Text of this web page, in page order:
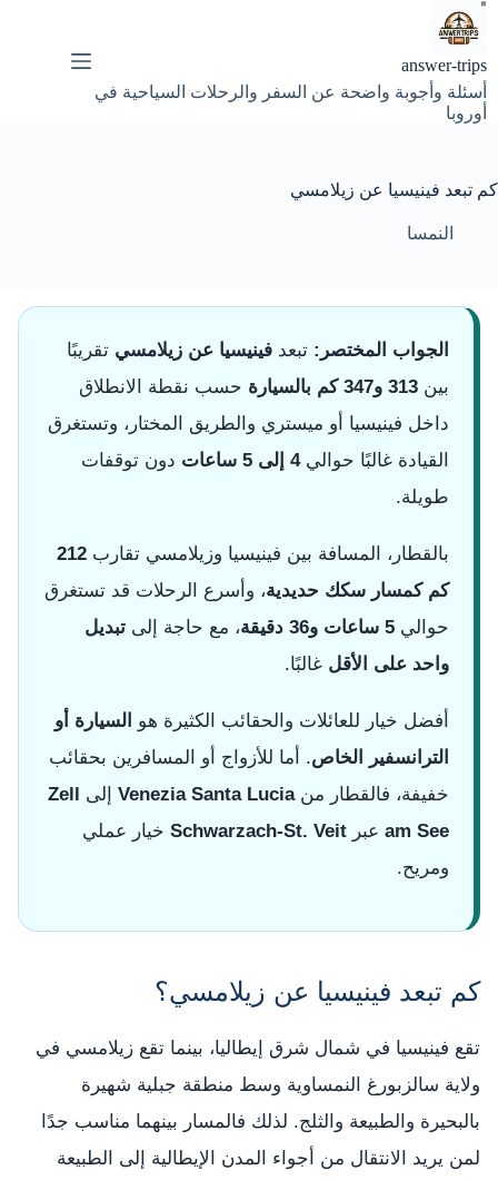
التجاوز
إلى
answer-trips
أسئلة وأجوبة واضحة عن السفر والرحلات السياحية في
أوروبا
كم تبعد فينيسيا عن زيلامسي
النمسا
الجواب المختصر: تبعد فينيسيا عن زيلامسي تقريبًا
بين 313 و347 كم بالسيارة
حسب نقطة الانطلاق
داخل فينيسيا أو ميستري والطريق المختار، وتستغرق
القيادة غالبًا حوالي4 إلى 5 ساعات
دون توقفات
طويلة.
بالقطار، المسافة بين فينيسيا وزيلامسي تقارب 212
كم كمسار سكك حديدية، وأسرع الرحلات قد تستغرق
حوالي 5 ساعات و36 دقيقة ، مع حاجة إلى تبديل
واحد على الأقل غالبًا.
أفضل خيار للعائلات والحقائب الكثيرة هو السيارة أو
الترانسفير الخاص. أما للأزواج أو المسافرين بحقائب
خفيفة، فالقطار منVenezia Santa Lucia إلى Zell
am See عبر Schwarzach-St. Veit خيار عملي
ومريح.
كم تبعد فينيسيا عن زيلامسي؟
تقع فينيسيا في شمال شرق إيطاليا، بينما تقع زيلامسي في
ولاية سالزبورغ النمساوية وسط منطقة جبلية شهيرة
بالبحيرة والطبيعة والثلج. لذلك فالمسار بينهما مناسب جدًا
لمن يريد الانتقال من أجواء المدن الإيطالية إلى الطبيعة